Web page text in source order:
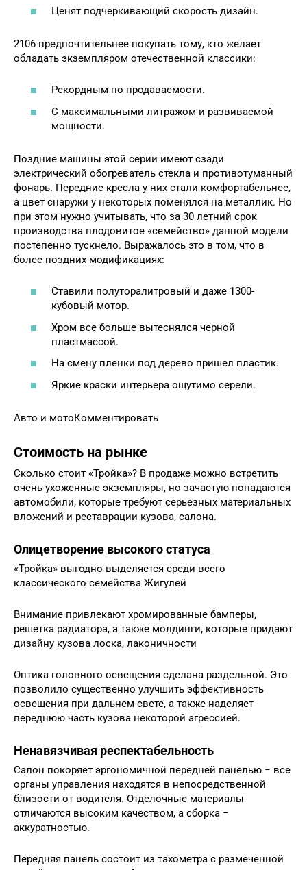
Ценят подчеркивающий скорость дизайн.
2106 предпочтительнее покупать тому, кто желает
обладать экземпляром отечественной классики:
Рекордным по продаваемости.
С максимальными литражом и развиваемой
мощности.
Поздние машины этой серии имеют сзади
электрический обогреватель стекла и противотуманный
фонарь. Передние кресла у них стали комфортабельнее,
а цвет снаружи у некоторых поменялся на металлик. Но
при этом нужно учитывать, что за 30 летний срок
производства плодовитое «семейство» данной модели
постепенно тускнело. Выражалось это в том, что в
более поздних модификациях:
Ставили полуторалитровый и даже 1300-
кубовый мотор.
Хром все больше вытеснялся черной
пластмассой.
На смену пленки под дерево пришел пластик.
Яркие краски интерьера ощутимо серели.
Авто и мотоКомментировать
Стоимость на рынке
Сколько стоит «Тройка»? В продаже можно встретить
очень ухоженные экземпляры, но зачастую попадаются
автомобили, которые требуют серьезных материальных
вложений и реставрации кузова, салона.
Олицетворение высокого статуса
«Тройка» выгодно выделяется среди всего
классического семейства Жигулей
Внимание привлекают хромированные бамперы,
решетка радиатора, а также молдинги, которые придают
дизайну кузова лоска, лаконичности
Оптика головного освещения сделана раздельной. Это
позволило существенно улучшить эффективность
освещения при дальнем свете, а также наделяет
переднюю часть кузова некоторой агрессией.
Ненавязчивая респектабельность
Салон покоряет эргономичной передней панелью − все
органы управления находятся в непосредственной
близости от водителя. Отделочные материалы
отличаются высоким качеством, а сборка −
аккуратностью.
Передняя панель состоит из тахометра с размеченной